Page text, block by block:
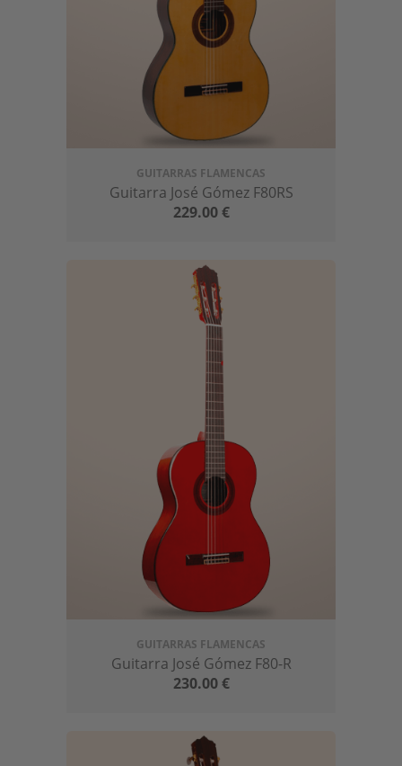
GUITARRAS FLAMENCAS
Guitarra José Gómez F80RS
229.00€
GUITARRAS FLAMENCAS
Guitarra José Gómez F80-R
230.00€